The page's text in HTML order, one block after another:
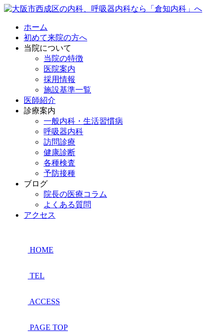
ホーム
初めて来院の方へ
当院について
当院の特徴
医院案内
採用情報
施設基準一覧
医師紹介
診療案内
一般内科・生活習慣病
呼吸器内科
訪問診療
健康診断
各種検査
予防接種
ブログ
院長の医療コラム
よくある質問
アクセス
HOME
TEL
ACCESS
PAGE TOP